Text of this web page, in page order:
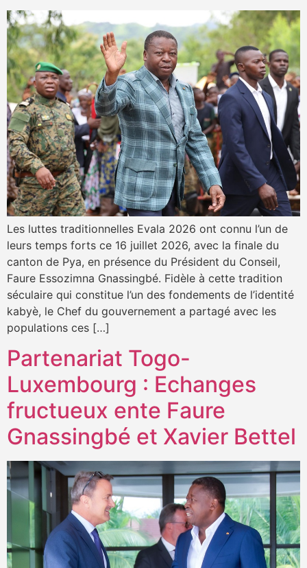
Les luttes traditionnelles Evala 2026 ont connu l’un de
leurs temps forts ce 16 juillet 2026, avec la finale du
canton de Pya, en présence du Président du Conseil,
Faure Essozimna Gnassingbé. Fidèle à cette tradition
séculaire qui constitue l’un des fondements de l’identité
kabyè, le Chef du gouvernement a partagé avec les
populations ces […]
Partenariat Togo-
Luxembourg : Echanges
fructueux ente Faure
Gnassingbé et Xavier Bettel